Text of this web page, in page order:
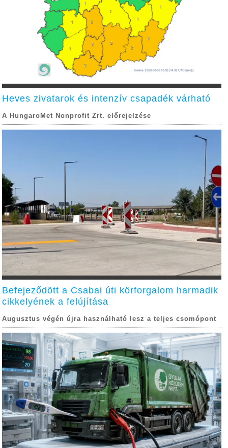
Heves zivatarok és intenzív csapadék várható
A HungaroMet Nonprofit Zrt. előrejelzése
Befejeződött a Csabai úti körforgalom harmadik
cikkelyének a felújítása
Augusztus végén újra használható lesz a teljes csomópont